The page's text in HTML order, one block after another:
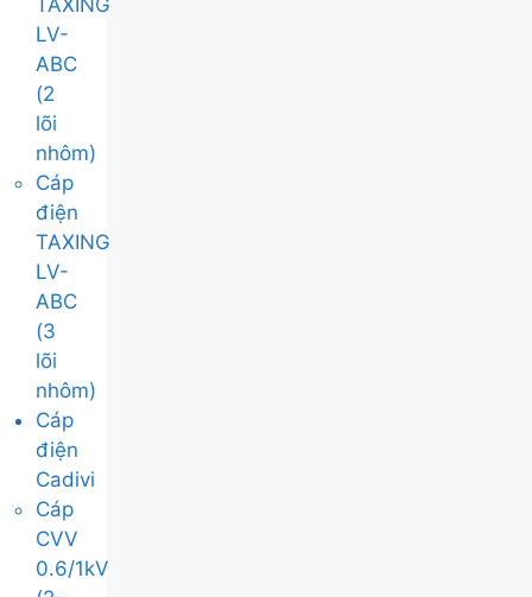
TAXING
LV-
ABC
(2
lõi
nhôm)
Cáp
điện
TAXING
LV-
ABC
(3
lõi
nhôm)
Cáp
điện
Cadivi
Cáp
CVV
0.6/1kV